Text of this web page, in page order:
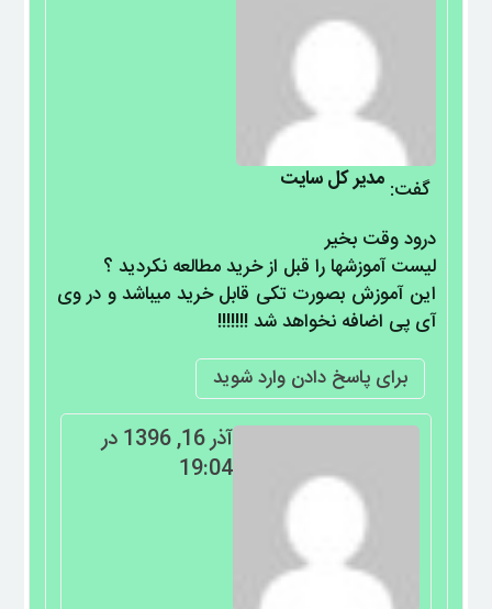
مدیر کل سایت گفت:
درود وقت بخیر
لیست آموزشها را قبل از خرید مطالعه نکردید ؟
این آموزش بصورت تکی قابل خرید میباشد و در وی
آی پی اضافه نخواهد شد !!!!!!!
برای پاسخ دادن وارد شوید
آذر 16, 1396 در
19:04